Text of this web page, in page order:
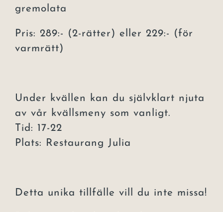
gremolata
Pris: 289:- (2-rätter) eller 229:- (för
varmrätt)
Under kvällen kan du självklart njuta
av vår kvällsmeny som vanligt.
Tid: 17-22
Plats: Restaurang Julia
Detta unika tillfälle vill du inte missa!